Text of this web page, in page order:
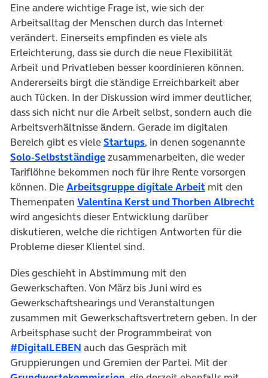
Eine andere wichtige Frage ist, wie sich der
Arbeitsalltag der Menschen durch das Internet
verändert. Einerseits empfinden es viele als
Erleichterung, dass sie durch die neue Flexibilität
Arbeit und Privatleben besser koordinieren können.
Andererseits birgt die ständige Erreichbarkeit aber
auch Tücken. In der Diskussion wird immer deutlicher,
dass sich nicht nur die Arbeit selbst, sondern auch die
Arbeitsverhältnisse ändern. Gerade im digitalen
Bereich gibt es vieleStartups(öffnet in neuem Tab)
, in denen sogenannte
Solo-Selbstständige(öffnet in neuem Tab)
zusammenarbeiten, die weder
Tariflöhne bekommen noch für ihre Rente vorsorgen
können. DieArbeitsgruppe digitale Arbeit(öffnet in
mit den
Themenpaten Valentina Kerst und Thorben Albrecht
wird angesichts dieser Entwicklung darüber
diskutieren, welche die richtigen Antworten für die
Probleme dieser Klientel sind.
Dies geschieht in Abstimmung mit den
Gewerkschaften. Von März bis Juni wird es
Gewerkschaftshearings und Veranstaltungen
zusammen mit Gewerkschaftsvertretern geben. In der
Arbeitsphase sucht der Programmbeirat von
#DigitalLEBEN (öffnet in neuem Tab)
auch das Gespräch mit
Gruppierungen und Gremien der Partei. Mit der